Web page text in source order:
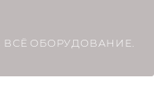
ОБОРУДОВАНИЕ.